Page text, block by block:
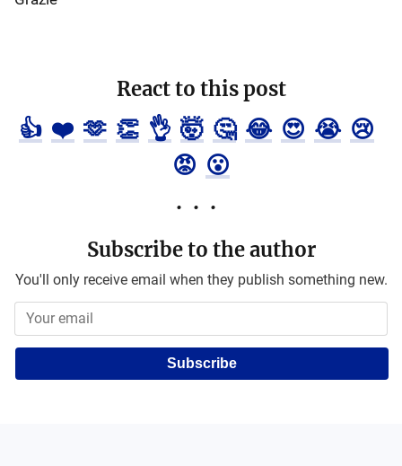
React to this post
👍 ❤️ 🫶 👏 👌 🤯 🤔 😂 😍 😭 😢
😡 😮
Subscribe to the author
You'll only receive email when they publish something new.
Subscribe